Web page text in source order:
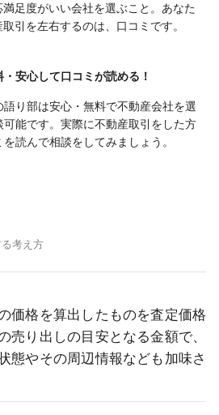
満足度がいい会社を選ぶこと。あなた
引を左右するのは、口コミです。
・安心して口コミが読める！
語り部は安心・無料で不動産会社を選
可能です。実際に不動産取引をした方
読んで相談をしてみましょう。
考え方
価格を算出したものを査定価格
売り出しの目安となる金額で、
態やその周辺情報なども加味さ